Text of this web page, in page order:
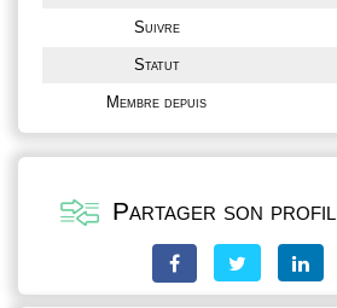
Suivre
Statut
Membre depuis
Partager son profil